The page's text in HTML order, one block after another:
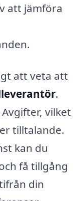
att jämföra
att veta att
.
vilket
tilltalande.
kan du
få tillgång
din